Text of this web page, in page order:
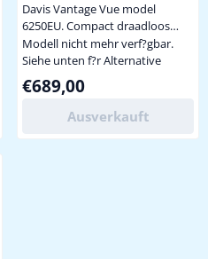
Davis Vantage Vue model
6250EU. Compact draadloos
weerstation voor meting van
temperatuur, luchtvochtigheid,
neerslag (0.2 mm) en wind (elke
2.5 seconden) Absoluut
storingsvrije data-overdracht via
868 MHz tot 300 mtr (100 mtr
praktisch) Ook uitlezing in
Modell nicht mehr verf?gbar.
Siehe unten f?r Alternative
Preis: 689,00
€689,00
Ausverkauft